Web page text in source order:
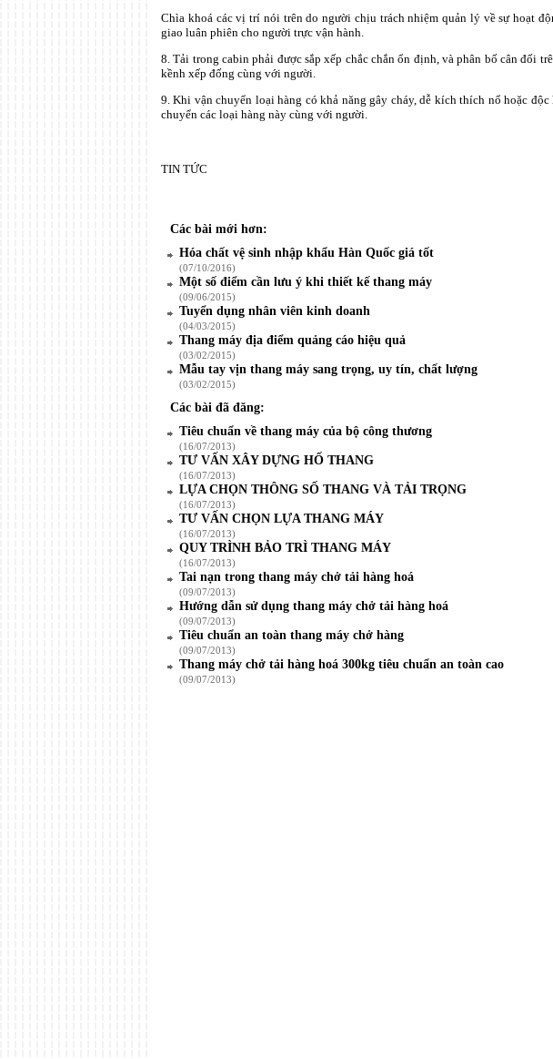
Chìa khoá các vị trí nói trên do người chịu trách nhiệm quản lý về sự hoạt
giao luân phiên cho người trực vận hành.
8. Tải trong cabin phải được sắp xếp chắc chắn ổn định, và phân bố cân đối
kềnh xếp đống cùng với người.
9. Khi vận chuyển loại hàng có khả năng gây cháy, dễ kích thích nổ hoặc
chuyển các loại hàng này cùng với người.
TIN TỨC
Các bài mới hơn:
Hóa chất vệ sinh nhập khẩu Hàn Quốc giá tốt
(07/10/2016)
Một số điểm cần lưu ý khi thiết kế thang máy
(09/06/2015)
Tuyển dụng nhân viên kinh doanh
(04/03/2015)
Thang máy địa điểm quảng cáo hiệu quả
(03/02/2015)
Mẫu tay vịn thang máy sang trọng, uy tín, chất lượng
(03/02/2015)
Các bài đã đăng:
Tiêu chuẩn về thang máy của bộ công thương
(16/07/2013)
TƯ VẤN XÂY DỰNG HỐ THANG
(16/07/2013)
LỰA CHỌN THÔNG SỐ THANG VÀ TẢI TRỌNG
(16/07/2013)
TƯ VẤN CHỌN LỰA THANG MÁY
(16/07/2013)
QUY TRÌNH BẢO TRÌ THANG MÁY
(16/07/2013)
Tai nạn trong thang máy chở tải hàng hoá
(09/07/2013)
Hướng dẫn sử dụng thang máy chở tải hàng hoá
(09/07/2013)
Tiêu chuẩn an toàn thang máy chở hàng
(09/07/2013)
Thang máy chở tải hàng hoá 300kg tiêu chuẩn an toàn cao
(09/07/2013)